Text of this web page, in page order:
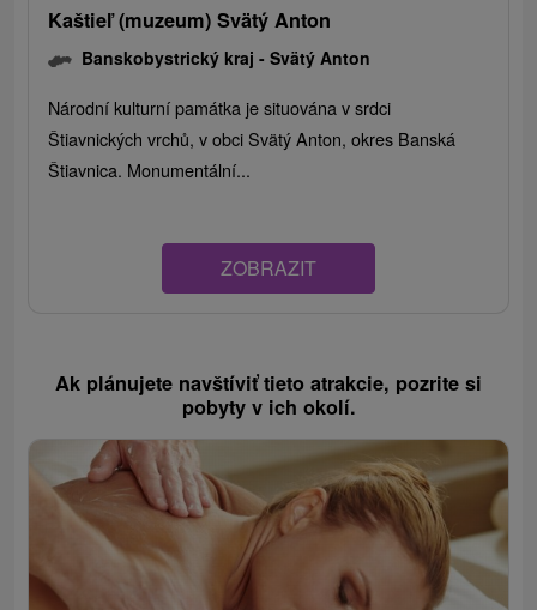
Kaštieľ (muzeum) Svätý Anton
Banskobystrický kraj -Svätý Anton
Národní kulturní památka je situována v srdci
Štiavnických vrchů, v obci Svätý Anton, okres Banská
Štiavnica. Monumentální...
ZOBRAZIT
Ak plánujete navštíviť tieto atrakcie, pozrite si
pobyty v ich okolí.